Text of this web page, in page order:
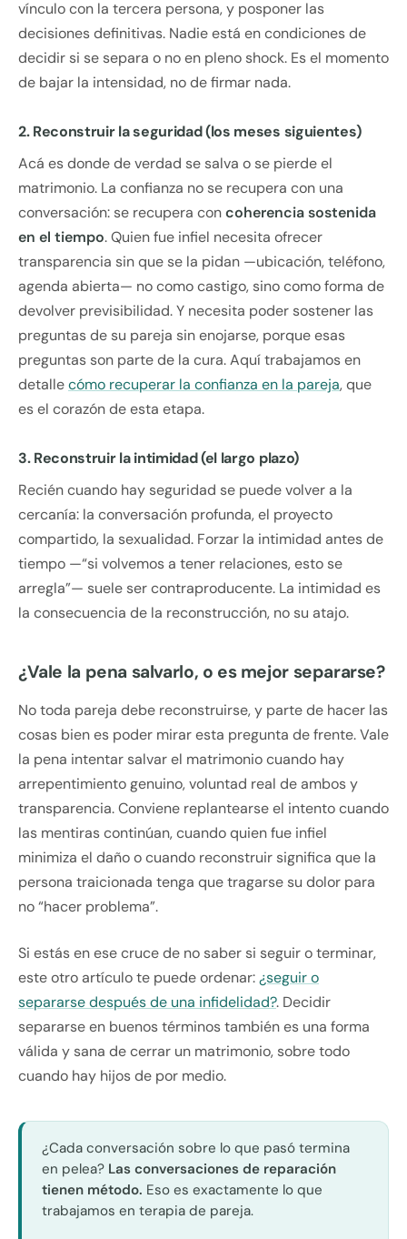
vínculo con la tercera persona, y posponer las
decisiones definitivas. Nadie está en condiciones de
decidir si se separa o no en pleno shock. Es el momento
de bajar la intensidad, no de firmar nada.
2. Reconstruir la seguridad (los meses siguientes)
Acá es donde de verdad se salva o se pierde el
matrimonio. La confianza no se recupera con una
conversación: se recupera concoherencia sostenida
en el tiempo. Quien fue infiel necesita ofrecer
transparencia sin que se la pidan —ubicación, teléfono,
agenda abierta— no como castigo, sino como forma de
devolver previsibilidad. Y necesita poder sostener las
preguntas de su pareja sin enojarse, porque esas
preguntas son parte de la cura. Aquí trabajamos en
detallecómo recuperar la confianza en la pareja, que
es el corazón de esta etapa.
3. Reconstruir la intimidad (el largo plazo)
Recién cuando hay seguridad se puede volver a la
cercanía: la conversación profunda, el proyecto
compartido, la sexualidad. Forzar la intimidad antes de
tiempo —“si volvemos a tener relaciones, esto se
arregla”— suele ser contraproducente. La intimidad es
la consecuencia de la reconstrucción, no su atajo.
¿Vale la pena salvarlo, o es mejor separarse?
No toda pareja debe reconstruirse, y parte de hacer las
cosas bien es poder mirar esta pregunta de frente. Vale
la pena intentar salvar el matrimonio cuando hay
arrepentimiento genuino, voluntad real de ambos y
transparencia. Conviene replantearse el intento cuando
las mentiras continúan, cuando quien fue infiel
minimiza el daño o cuando reconstruir significa que la
persona traicionada tenga que tragarse su dolor para
no “hacer problema”.
Si estás en ese cruce de no saber si seguir o terminar,
este otro artículo te puede ordenar:¿seguir o
separarse después de una infidelidad?. Decidir
separarse en buenos términos también es una forma
válida y sana de cerrar un matrimonio, sobre todo
cuando hay hijos de por medio.
¿Cada conversación sobre lo que pasó termina
en pelea? Las conversaciones de reparación
tienen método. Eso es exactamente lo que
trabajamos en terapia de pareja.